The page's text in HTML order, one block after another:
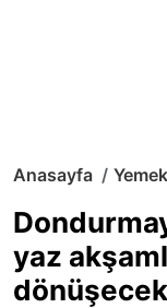
Anasayfa Yemek
yaz